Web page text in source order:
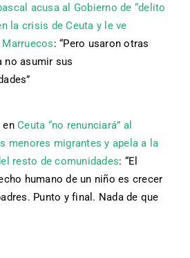
acusa al Gobierno de “delito
la crisis de Ceuta y le ve
Marruecos: “Pero usaron otras
no asumir sus
”
en Ceuta “no renunciará” al
menores migrantes y apela a la
resto de comunidades: “El
humano de un niño es crecer
Punto y final. Nada de que